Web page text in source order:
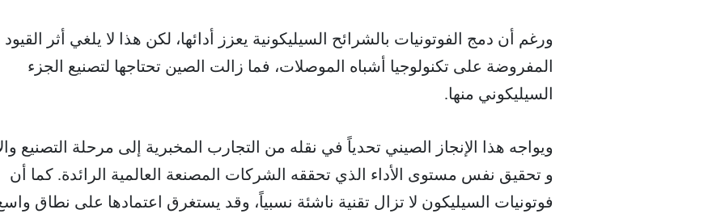
ورغم أن دمج الفوتونيات بالشرائح السيليكونية يعزز أدائها، لكن هذا لا يلغي أثر القيود
المفروضة على تكنولوجيا أشباه الموصلات، فما زالت الصين تحتاجها لتصنيع الجزء
السيليكوني منها.
ويواجه هذا الإنجاز الصيني تحدياً في نقله من التجارب المخبرية إلى مرحلة التصنيع
و تحقيق نفس مستوى الأداء الذي تحققه الشركات المصنعة العالمية الرائدة. كما أن
فوتونيات السيليكون لا تزال تقنية ناشئة نسبياً، وقد يستغرق اعتمادها على نطاق